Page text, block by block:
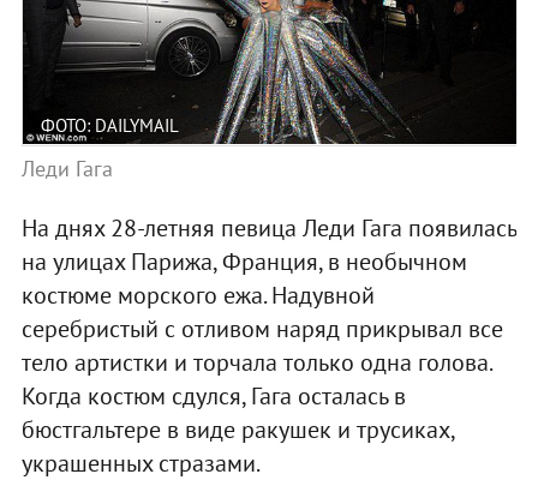
ФОТО: DAILYMAIL
Леди Гага
На днях 28-летняя певица Леди Гага появилась
на улицах Парижа, Франция, в необычном
костюме морского ежа. Надувной
серебристый с отливом наряд прикрывал все
тело артистки и торчала только одна голова.
Когда костюм сдулся, Гага осталась в
бюстгальтере в виде ракушек и трусиках,
украшенных стразами.